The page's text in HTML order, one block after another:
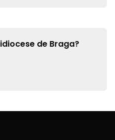
de Braga?